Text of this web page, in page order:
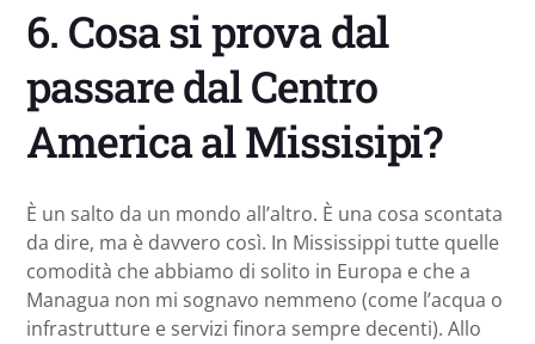
6. Cosa si prova dal
passare dal Centro
America al Missisipi?
È un salto da un mondo all’altro. È una cosa scontata
da dire, ma è davvero così. In Mississippi tutte quelle
comodità che abbiamo di solito in Europa e che a
Managua non mi sognavo nemmeno (come l’acqua o
infrastrutture e servizi finora sempre decenti). Allo